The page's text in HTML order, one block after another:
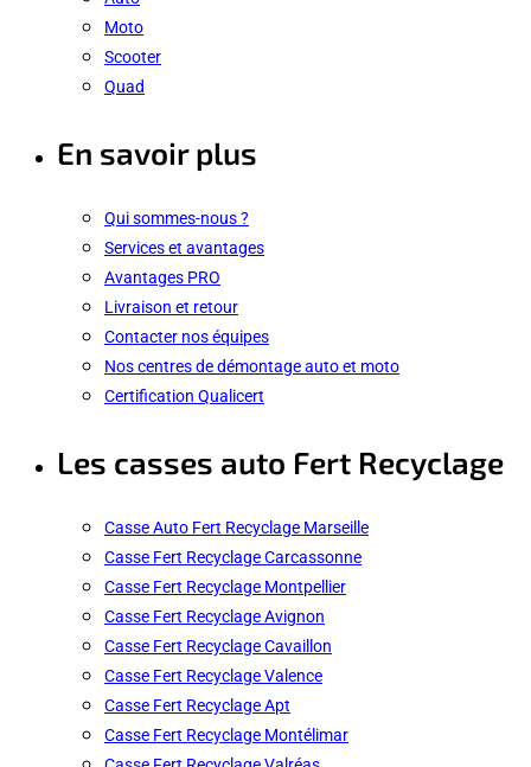
Moto
Scooter
Quad
En savoir plus
Qui sommes-nous ?
Services et avantages
Avantages PRO
Livraison et retour
Contacter nos équipes
Nos centres de démontage auto et moto
Certification Qualicert
Les casses auto Fert Recyclage
Casse Auto Fert Recyclage Marseille
Casse Fert Recyclage Carcassonne
Casse Fert Recyclage Montpellier
Casse Fert Recyclage Avignon
Casse Fert Recyclage Cavaillon
Casse Fert Recyclage Valence
Casse Fert Recyclage Apt
Casse Fert Recyclage Montélimar